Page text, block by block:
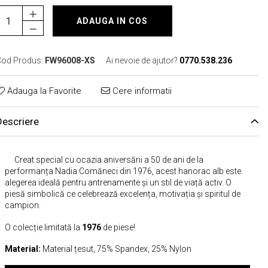
ADAUGA IN COS
Produs: FW96008-XS Ai nevoie de ajutor? 0770.538.236
Adauga la Favorite Cere informatii
Creat special cu ocazia aniversării a 50 de ani de la
performanța Nadia Comăneci din 1976, acest hanorac alb este
alegerea ideală pentru antrenamente și un stil de viață activ. O
piesă simbolică ce celebrează excelența, motivația și spiritul de
campion.
O colecție limitată la 1976de piese!
Material: Material țesut, 75% Spandex, 25% Nylon